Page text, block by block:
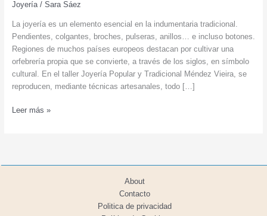
Joyería/ Sara Sáez
La joyería es un elemento esencial en la indumentaria tradicional.
Pendientes, colgantes, broches, pulseras, anillos… e incluso botones.
Regiones de muchos países europeos destacan por cultivar una
orfebrería propia que se convierte, a través de los siglos, en símbolo
cultural. En el taller Joyería Popular y Tradicional Méndez Vieira, se
reproducen, mediante técnicas artesanales, todo […]
Méndez
Leer más »
About
Contacto
Politica de privacidad